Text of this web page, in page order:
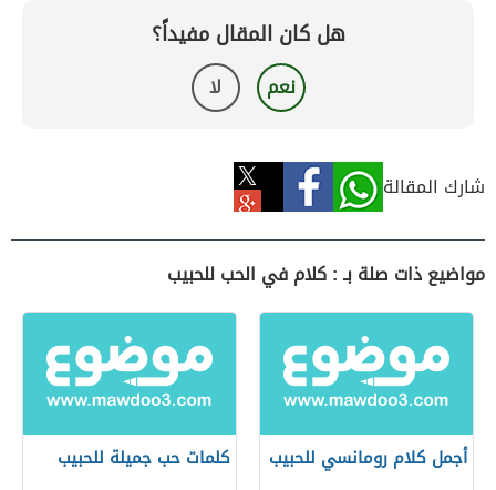
هل كان المقال مفيداً؟
نعم لا
شارك المقالة
مواضيع ذات صلة بـ : كلام في الحب للحبيب
أجمل كلام رومانسي للحبيب كلمات حب جميلة للحبيب